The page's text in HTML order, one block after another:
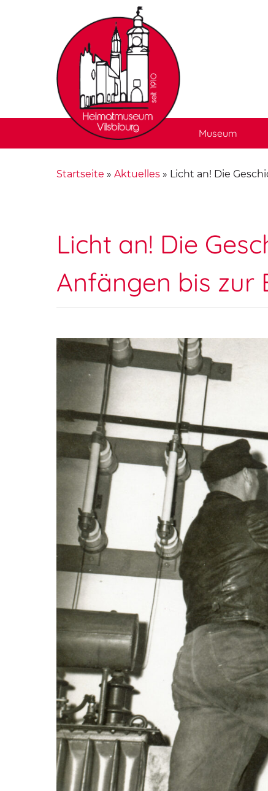
Museum
Startseite »Aktuelles » Licht an! Die
Licht an! Die
Anfängen bis zur